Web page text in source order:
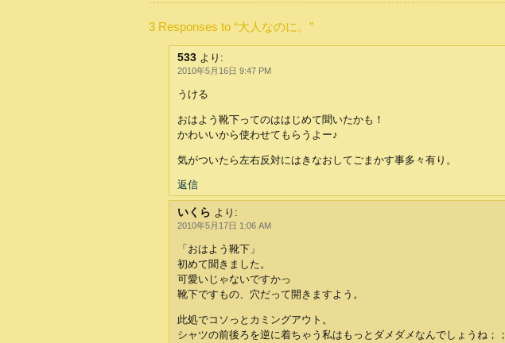
3 Responses to “大人なのに。”
533 より:
2010年5月16日 9:47 PM
うける
おはよう靴下ってのははじめて聞いたかも！
かわいいから使わせてもらうよー♪
気がついたら左右反対にはきなおしてごまかす事多々有り。
返信
いくら より:
2010年5月17日 1:06 AM
「おはよう靴下」
初めて聞きました。
可愛いじゃないですかっ
靴下ですもの、穴だって開きますよう。
此処でコソっとカミングアウト。
シャツの前後ろを逆に着ちゃう私はもっとダメダメなんでしょうね；；